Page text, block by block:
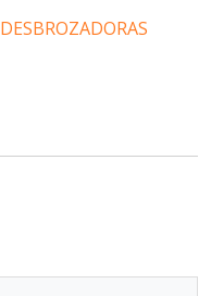
DESBROZADORAS